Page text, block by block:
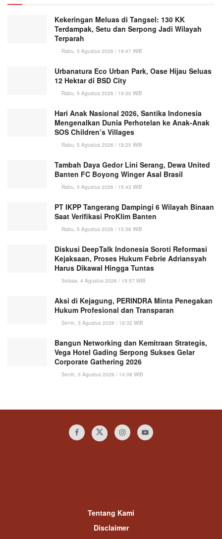
Kekeringan Meluas di Tangsel: 130 KK
Terdampak, Setu dan Serpong Jadi Wilayah
Terparah
Rabu, 5 Agustus 2026 / 19:47 WIB
Urbanatura Eco Urban Park, Oase Hijau Seluas
12 Hektar di BSD City
Rabu, 5 Agustus 2026 / 19:30 WIB
Hari Anak Nasional 2026, Santika Indonesia
Mengenalkan Dunia Perhotelan ke Anak-Anak
SOS Children’s Villages
Rabu, 5 Agustus 2026 / 19:25 WIB
Tambah Daya Gedor Lini Serang, Dewa United
Banten FC Boyong Winger Asal Brasil
Rabu, 5 Agustus 2026 / 15:43 WIB
PT IKPP Tangerang Dampingi 6 Wilayah Binaan
Saat Verifikasi ProKlim Banten
Rabu, 5 Agustus 2026 / 15:38 WIB
Diskusi DeepTalk Indonesia Soroti Reformasi
Kejaksaan, Proses Hukum Febrie Adriansyah
Harus Dikawal Hingga Tuntas
Selasa, 4 Agustus 2026 / 19:57 WIB
Aksi di Kejagung, PERINDRA Minta Penegakan
Hukum Profesional dan Transparan
Senin, 3 Agustus 2026 / 19:32 WIB
Bangun Networking dan Kemitraan Strategis,
Vega Hotel Gading Serpong Sukses Gelar
Corporate Gathering 2026
Senin, 3 Agustus 2026 / 14:08 WIB
Tentang Kami
Disclaimer